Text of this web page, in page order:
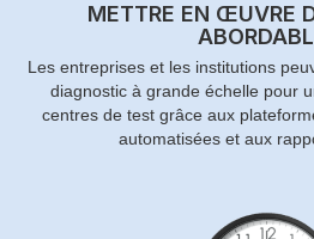
METTRE EN ŒUVRE
Les entreprises et les institutions
diagnostic à grande échelle pour
centres de test grâce aux
automatisées et aux